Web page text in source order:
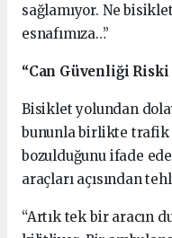
sağlamıyor. Ne
esnafımıza…”
“Can Güvenliği
Bisiklet yolundan
bununla birlikte trafik
bozulduğunu ifade
araçları açısından
“Artık tek bir aracın